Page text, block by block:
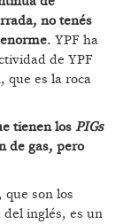
no tenés
. YPF ha
de YPF
que es la roca
tienen los PIGs
de gas, pero
que son los
inglés, es un